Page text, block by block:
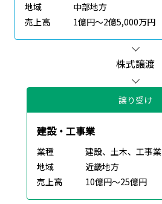
地域
中部地方
売上高
1億円～2億5,000万円
株式譲渡
譲り受け
建設・工事業
業種
建設、土木、工事業
地域
近畿地方
売上高
10億円～25億円